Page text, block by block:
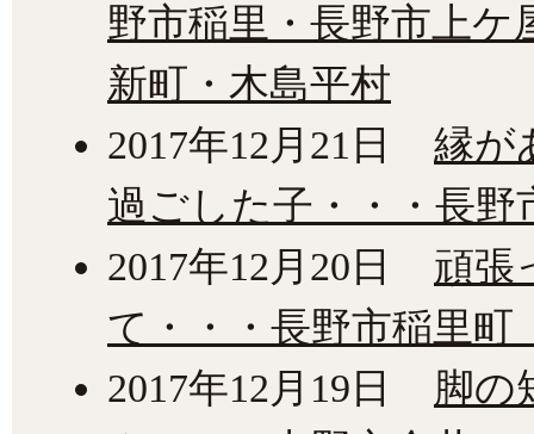
野市稲里・長野市上ケ
新町・木島平村
2017年12月21日
縁が
過ごした子・・・長野
2017年12月20日
頑張
て・・・長野市稲里
2017年12月19日
脚の